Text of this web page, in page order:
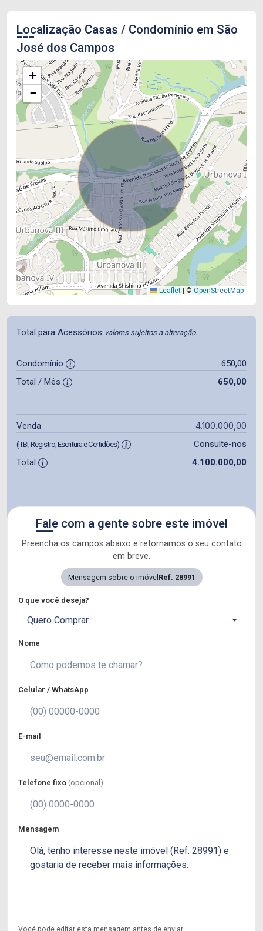
Localização Casas / Condomínio em São
José dos Campos
+
−
Leaflet © OpenStreetMap
Total para Acessórios valores sujeitos a alteração.
Condomínio
650,00
Total / Mês
650,00
Venda 4.100.000,00
(ITBI, Registro, Escritura e Certidões)
Consulte-nos
Total
4.100.000,00
Fale com a gente sobre este imóvel
Preencha os campos abaixo e retornamos o seu contato
em breve.
Mensagem sobre o imóvel Ref. 28991
O que você deseja?
Quero Comprar
Nome
Celular / WhatsApp
E-mail
Telefone fixo (opcional)
Mensagem
Você pode editar esta mensagem antes de enviar.